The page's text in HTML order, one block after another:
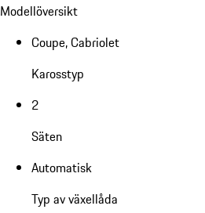
Modellöversikt
Coupe, Cabriolet
Karosstyp
2
Säten
Automatisk
Typ av växellåda